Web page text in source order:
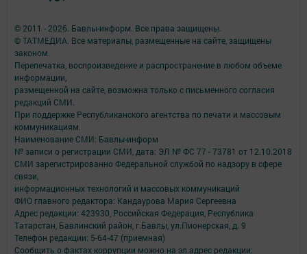
© 2011 - 2026. Бавлы-информ. Все права защищены.
© ТАТМЕДИА. Все материалы, размещенные на сайте, защищены
законом.
Перепечатка, воспроизведение и распространение в любом объеме
информации,
размещенной на сайте, возможна только с письменного согласия
редакций СМИ.
При поддержке Республиканского агентства по печати и массовым
коммуникациям.
Наименование СМИ: Бавлы-информ
№ записи о регистрации СМИ, дата: ЭЛ № ФС 77 - 73781 от 12.10.2018
СМИ зарегистрированно Федеральной службой по надзору в сфере
связи,
информационных технологий и массовых коммуникаций
ФИО главного редактора: Кандаурова Мария Сергеевна
Адрес редакции: 423930, Российская Федерация, Республика
Татарстан, Бавлинский район, г.Бавлы, ул.Пионерская, д. 9
Телефон редакции: 5-64-47 (приемная)
Сообщить о фактах коррупции можно на эл.адрес редакции: